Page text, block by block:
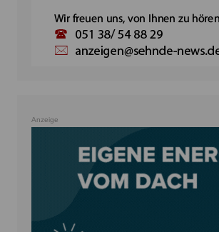
Anzeige